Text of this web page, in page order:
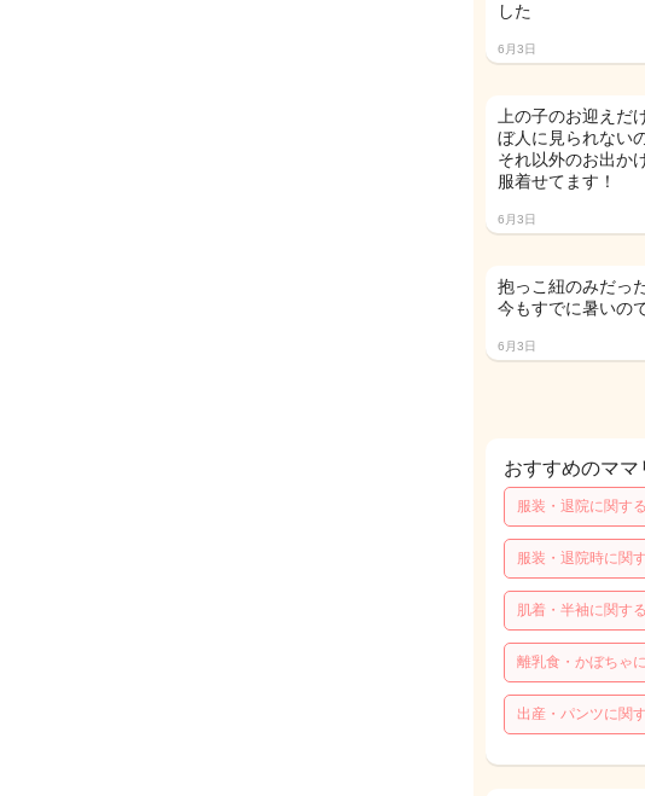
した
6月3日
上の子のお迎え
ぼ人に見られない
それ以外のお出か
服着せてます！
6月3日
抱っこ紐のみだっ
今もすでに暑いの
6月3日
おすすめのママ
服装・退院に関す
服装・退院時に関
肌着・半袖に関す
離乳食・かぼちゃ
出産・パンツに関